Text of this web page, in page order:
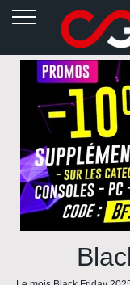
Allez